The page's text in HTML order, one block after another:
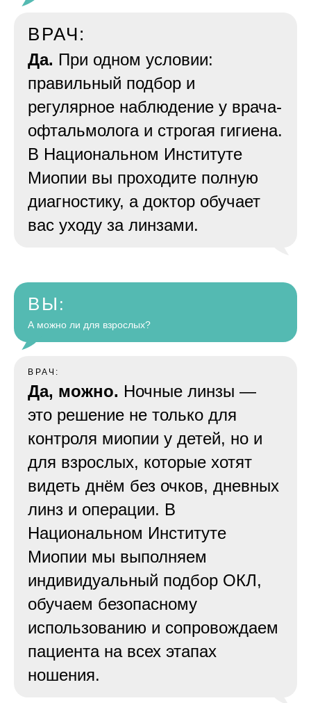
ВРАЧ:
Да. При одном условии:
правильный подбор и
регулярное наблюдение у врача-
офтальмолога и строгая гигиена.
В Национальном Институте
Миопии вы проходите полную
диагностику, а доктор обучает
вас уходу за линзами.
ВЫ :
А можно ли для взрослых?
ВРАЧ:
Да, можно. Ночные линзы —
это решение не только для
контроля миопии у детей, но и
для взрослых, которые хотят
видеть днём без очков, дневных
линз и операции. В
Национальном Институте
Миопии мы выполняем
индивидуальный подбор ОКЛ,
обучаем безопасному
использованию и сопровождаем
пациента на всех этапах
ношения.